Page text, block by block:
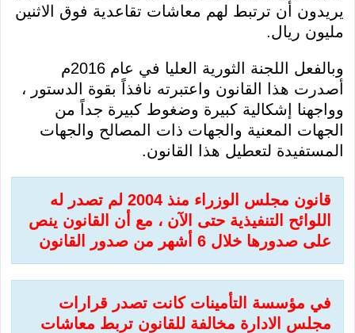
يريدون أن ترتبط لهم معاشات تقاعدية فوق الاثنين
مليون ريال.
وبالفعل اللجنة الثورية العليا في عام 2016م
أصدرت هذا القانون واعتبرته نافذاً بقوة الدستور ،
وواجهنا إشكالية كبيرة وضغوط كبيرة جداً من
الجهات المعنية والجهات ذات المصالح والجهات
المستفيدة لتعطيل هذا القانون.
قانون مجلس الوزراء منذ 2004 لم تصدر له
اللوائح التنفيذية حتى الآن ، مع أن القانون ينص
على صدورها خلال 6 أشهر من صدور القانون
في مؤسسة التأمينات كانت تصدر قرارات
مجلس الادارة مخالفة للقانون تربط معاشات